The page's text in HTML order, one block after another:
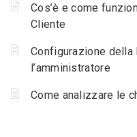
Cos’è e come
Cliente
Configurazione
l’amministratore
Come analizzare le